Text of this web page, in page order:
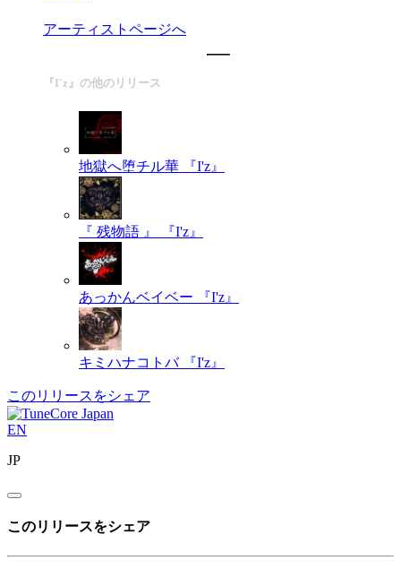
アーティストページへ
『I'z』の他のリリース
地獄へ堕チル華 『I'z』
『 残物語 』 『I'z』
あっかんベイベー 『I'z』
キミハナコトバ 『I'z』
このリリースをシェア
EN
JP
このリリースをシェア